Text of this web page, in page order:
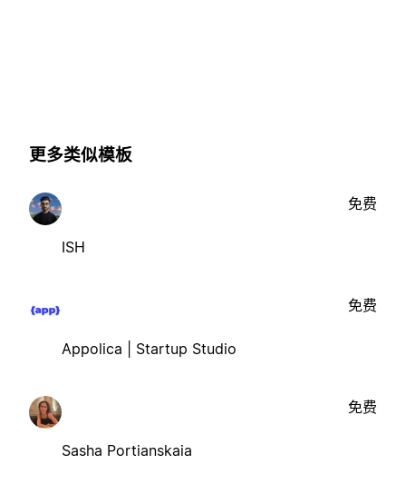
更多类似模板
ISH
免费
Appolica | Startup Studio
免费
Sasha Portianskaia
免费